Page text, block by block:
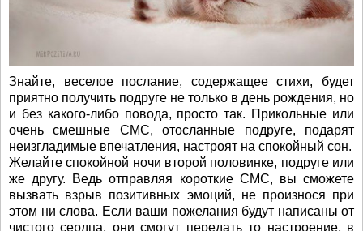
Знайте, веселое послание, содержащее стихи, будет
приятно получить подруге не только в день рождения, но
и без какого-либо повода, просто так. Прикольные или
очень смешные СМС, отосланные подруге, подарят
неизгладимые впечатления, настроят на спокойный сон.
Желайте спокойной ночи второй половинке, подруге или
же другу. Ведь отправляя короткие СМС, вы сможете
вызвать взрыв позитивных эмоций, не произнося при
этом ни слова. Если ваши пожелания будут написаны от
чистого сердца, они смогут передать то настроение, в